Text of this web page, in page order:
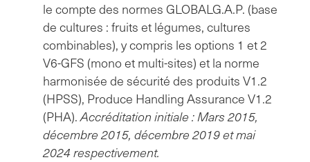
le compte des normes GLOBALG.A.P. (base
de cultures : fruits et légumes, cultures
combinables), y compris les options 1 et 2
V6-GFS (mono et multi-sites) et la norme
harmonisée de sécurité des produits V1.2
(HPSS), Produce Handling Assurance V1.2
(PHA).Accréditation initiale : Mars 2015,
décembre 2015, décembre 2019 et mai
2024 respectivement.